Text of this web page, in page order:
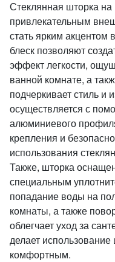
Стеклянная шторка на
привлекательным
стать ярким акцентом
блеск позволяют
эффект легкости,
ванной комнате, а
подчеркивает стиль и
осуществляется с
алюминиевого
крепления и
использования
Также, шторка
специальным
попадание воды на
комнаты, а также
облегчает уход за
делает
комфортным.